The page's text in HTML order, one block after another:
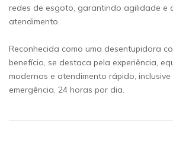
redes de esgoto, garantindo agilidade e
atendimento.
Reconhecida como uma desentupidora
benefício, se destaca pela experiência,
modernos e atendimento rápido,
emergência, 24 horas por dia.